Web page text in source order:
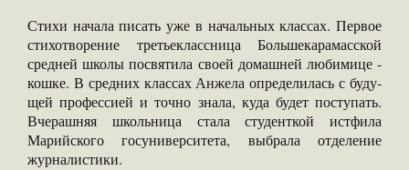
Стихи начала писать уже в начальных классах. Первое
стихотворение тре­тьеклассница Большекарамасской
средней школы по­святила своей домашней любимице -
кошке. В средних классах Анжела определилась с буду­
щей профессией и точно знала, куда будет посту­пать.
Вчерашняя школь­ница стала студенткой истфила
Марийского го­суниверситета, выбрала отделение
журналисти­ки.